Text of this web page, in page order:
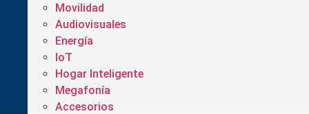
Movilidad
Audiovisuales
Energía
IoT
Hogar Inteligente
Megafonía
Accesorios